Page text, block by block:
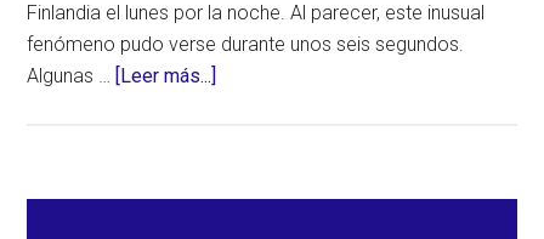
Finlandia el lunes por la noche. Al parecer, este inusual
fenómeno pudo verse durante unos seis segundos.
Algunas … [Leer más...]
de